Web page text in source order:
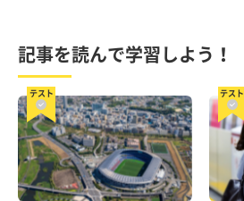
記事を読んで学習しよう！
テスト テスト